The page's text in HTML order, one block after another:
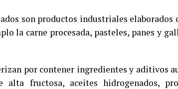
son productos industriales elaborados
la carne procesada, pasteles, panes y
por contener ingredientes y aditivos
fructosa, aceites hidrogenados,